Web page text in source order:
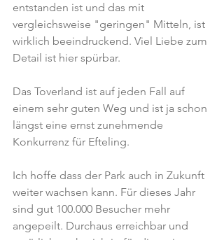
entstanden ist und das mit
vergleichsweise "geringen" Mitteln, ist
wirklich beeindruckend. Viel Liebe zum
Detail ist hier spürbar.
Das Toverland ist auf jeden Fall auf
einem sehr guten Weg und ist ja schon
längst eine ernst zunehmende
Konkurrenz für Efteling.
Ich hoffe dass der Park auch in Zukunft
weiter wachsen kann. Für dieses Jahr
sind gut 100.000 Besucher mehr
angepeilt. Durchaus erreichbar und